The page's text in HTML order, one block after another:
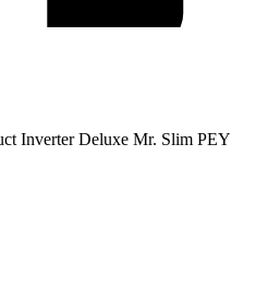
Inverter Deluxe Mr. Slim PEY